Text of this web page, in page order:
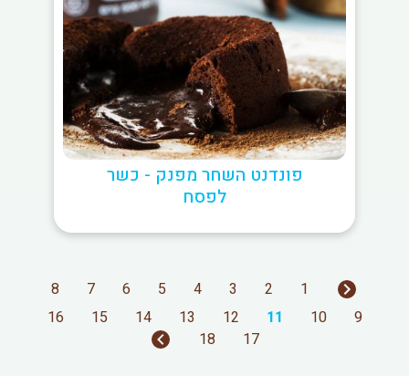
פונדנט השחר מפנק - כשר
לפסח
1
2
3
4
5
6
7
8
9
10
11
12
13
14
15
16
17
18